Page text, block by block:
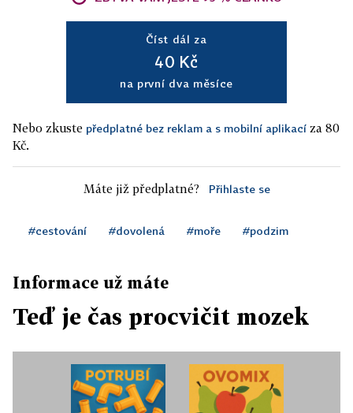
Číst dál za
40 Kč
na první dva měsíce
Nebo zkuste předplatné bez reklam a s mobilní aplikací za 80
Kč.
Máte již předplatné? Přihlaste se
#cestování #dovolená #moře #podzim
Informace už máte
Teď je čas procvičit mozek